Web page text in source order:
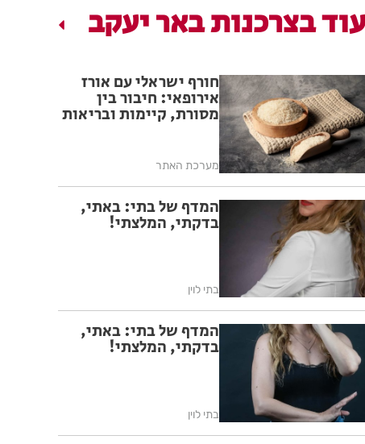
עוד בצרכנות באר יעקב
חורף ישראלי עם אורז
אירופאי: חיבור בין
מסורת, קיימות ובריאות
מערכת האתר
המדף של בתי: באתי,
בדקתי, המלצתי!
בתי לוין
המדף של בתי: באתי,
בדקתי, המלצתי!
בתי לוין